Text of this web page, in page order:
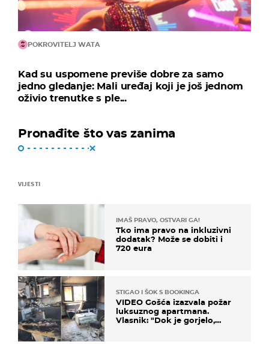
POKROVITELJ WATA
Kad su uspomene previše dobre za samo
jedno gledanje: Mali uređaj koji je još jednom
oživio trenutke s ple...
Pronađite što vas zanima
VIJESTI
IMAŠ PRAVO, OSTVARI GA!
Tko ima pravo na inkluzivni
dodatak? Može se dobiti i
720 eura
STIGAO I ŠOK S BOOKINGA
VIDEO Gošća izazvala požar
luksuznog apartmana.
Vlasnik: "Dok je gorjelo,